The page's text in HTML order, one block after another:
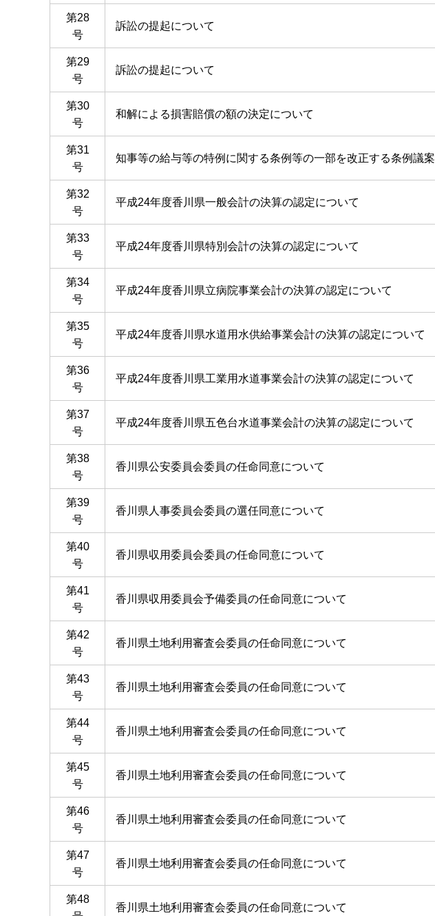
第28
号
訴訟の提起について
第29
号
訴訟の提起について
第30
号
和解による損害賠償の額の決定について
第31
号
知事等の給与等の特例に関する条例等の一部を改正する条例議案
第32
号
平成24年度香川県一般会計の決算の認定について
第33
号
平成24年度香川県特別会計の決算の認定について
第34
号
平成24年度香川県立病院事業会計の決算の認定について
第35
号
平成24年度香川県水道用水供給事業会計の決算の認定について
第36
号
平成24年度香川県工業用水道事業会計の決算の認定について
第37
号
平成24年度香川県五色台水道事業会計の決算の認定について
第38
号
香川県公安委員会委員の任命同意について
第39
号
香川県人事委員会委員の選任同意について
第40
号
香川県収用委員会委員の任命同意について
第41
号
香川県収用委員会予備委員の任命同意について
第42
号
香川県土地利用審査会委員の任命同意について
第43
号
香川県土地利用審査会委員の任命同意について
第44
号
香川県土地利用審査会委員の任命同意について
第45
号
香川県土地利用審査会委員の任命同意について
第46
号
香川県土地利用審査会委員の任命同意について
第47
号
香川県土地利用審査会委員の任命同意について
第48
香川県土地利用審査会委員の任命同意について